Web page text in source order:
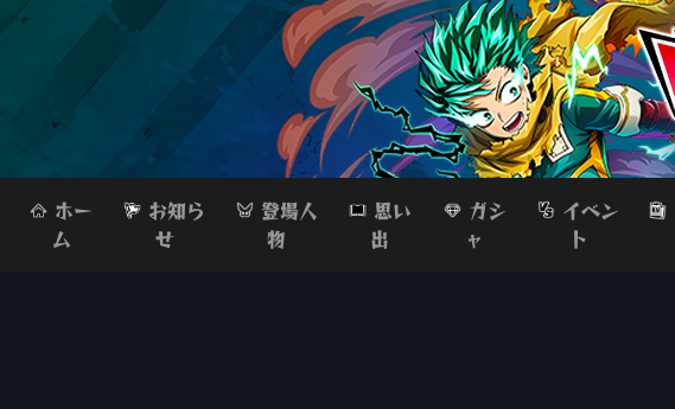
ホー
ム
お知ら
せ
登場人
物
思い
出
ガシ
ャ
イベン
ト